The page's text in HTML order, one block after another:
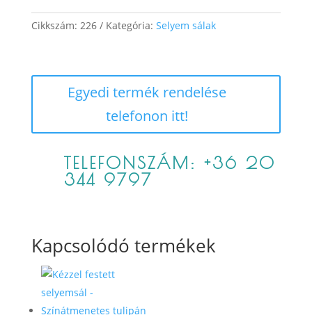
Cikkszám: 226 Kategória: Selyem sálak
Egyedi termék rendelése
telefonon itt!
TELEFONSZÁM: +36 20
344 9797
Kapcsolódó termékek